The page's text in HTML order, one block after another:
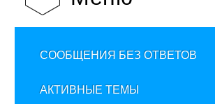
СООБЩЕНИЯ БЕЗ ОТВЕТОВ
АКТИВНЫЕ ТЕМЫ